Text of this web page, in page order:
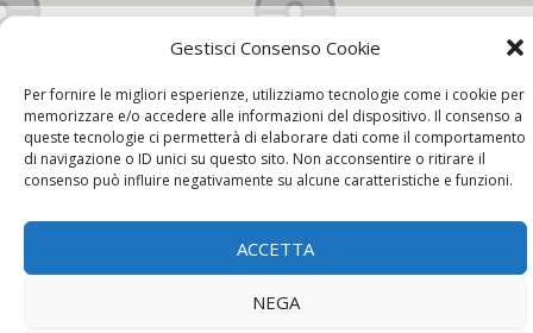
Gestisci Consenso Cookie
Per fornire le migliori esperienze, utilizziamo tecnologie come i cookie per
memorizzare e/o accedere alle informazioni del dispositivo. Il consenso a
queste tecnologie ci permetterà di elaborare dati come il comportamento
di navigazione o ID unici su questo sito. Non acconsentire o ritirare il
consenso può influire negativamente su alcune caratteristiche e funzioni.
ACCETTA
NEGA
Chi siamo
Contatti